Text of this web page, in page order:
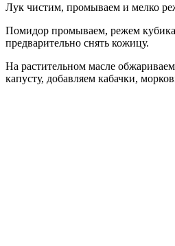
Лук чистим, промываем и мелко
Помидор промываем, режем
предварительно снять кожицу.
На растительном масле
капусту, добавляем кабачки,